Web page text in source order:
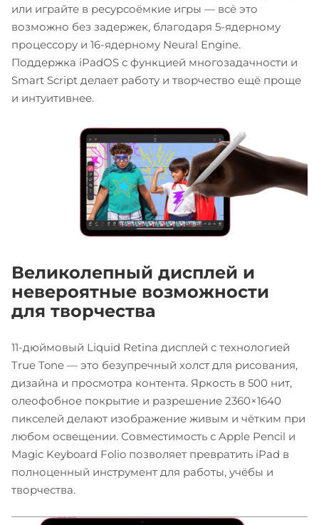
или играйте в ресурсоёмкие игры — всё это
возможно без задержек, благодаря 5-ядерному
процессору и 16-ядерному Neural Engine.
Поддержка iPadOS с функцией многозадачности и
Smart Script делает работу и творчество ещё проще
и интуитивнее.
Великолепный дисплей и
невероятные возможности
для творчества
11-дюймовый Liquid Retina дисплей с технологией
True Tone — это безупречный холст для рисования,
дизайна и просмотра контента. Яркость в 500 нит,
олеофобное покрытие и разрешение 2360×1640
пикселей делают изображение живым и чётким при
любом освещении. Совместимость с Apple Pencil и
Magic Keyboard Folio позволяет превратить iPad в
полноценный инструмент для работы, учёбы и
творчества.